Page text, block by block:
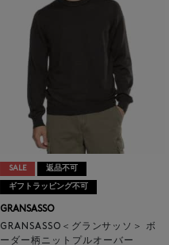
SALE 返品不可
ギフトラッピング不可
GRANSASSO
GRANSASSO＜グランサッソ＞ ボ
ーダー柄ニットプルオーバー